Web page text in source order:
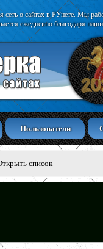
сеть о сайтах в РУнете. Мы
ежедневно благодаря
Пользователи
список